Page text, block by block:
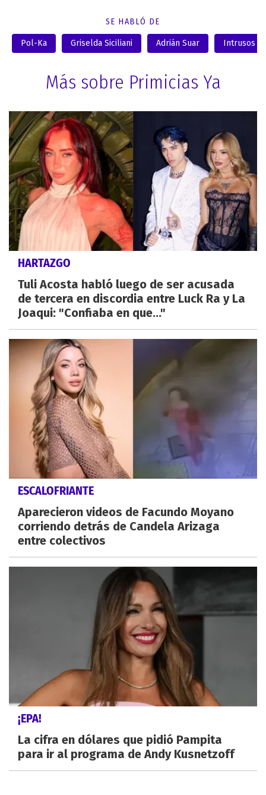
SE HABLÓ DE
Pol-Ka Griselda Siciliani Adrián Suar Intrusos
Más sobre Primicias Ya
HARTAZGO
Tuli Acosta habló luego de ser acusada
de tercera en discordia entre Luck Ra y La
Joaqui: "Confiaba en que..."
ESCALOFRIANTE
Aparecieron videos de Facundo Moyano
corriendo detrás de Candela Arizaga
entre colectivos
¡EPA!
La cifra en dólares que pidió Pampita
para ir al programa de Andy Kusnetzoff